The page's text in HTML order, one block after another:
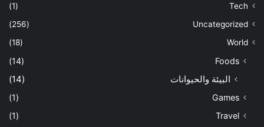
Tech
(1)
Uncategorized
(256)
World
(18)
Foods
(14)
البيئة والحيوانات (14)
Games
(1)
Travel
(1)